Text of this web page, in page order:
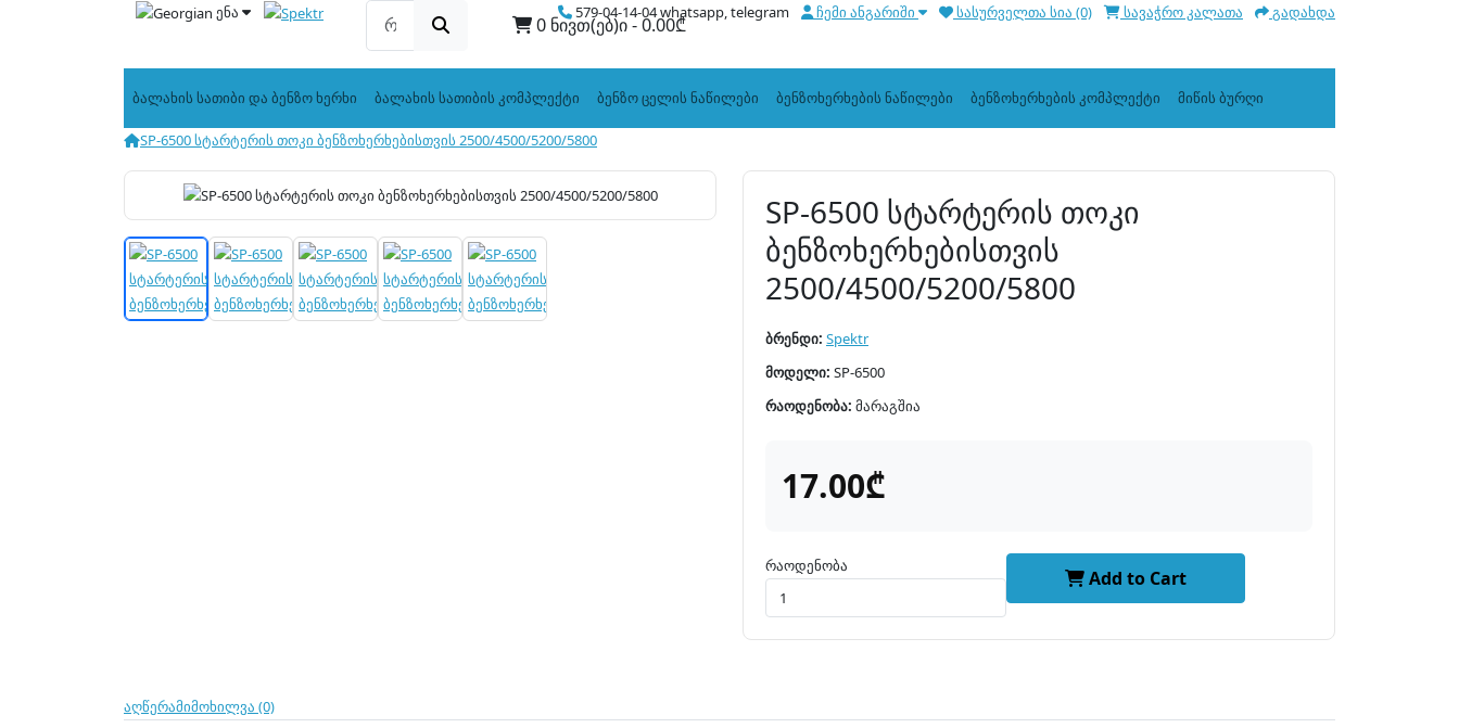
ენა 579-04-14-04 whatsapp, telegram ჩემი ანგარიში სასურველთა სია (0) სავაჭრო კალათა გადახდა
0 ნივთ(ებ)ი - 0.00₾
ბალახის სათიბი და ბენზო ხერხი ბალახის სათიბის კომპლექტი ბენზო ცელის ნაწილები ბენზოხერხების ნაწილები ბენზოხერხების კომპლექტი მიწის ბურღი
SP-6500 სტარტერის თოკი ბენზოხერხებისთვის 2500/4500/5200/5800
SP-6500 სტარტერის თოკი
ბენზოხერხებისთვის
2500/4500/5200/5800
ბრენდი: Spektr
მოდელი: SP-6500
რაოდენობა: მარაგშია
17.00₾
რაოდენობა
Add to Cart
აღწერამიმოხილვა (0)